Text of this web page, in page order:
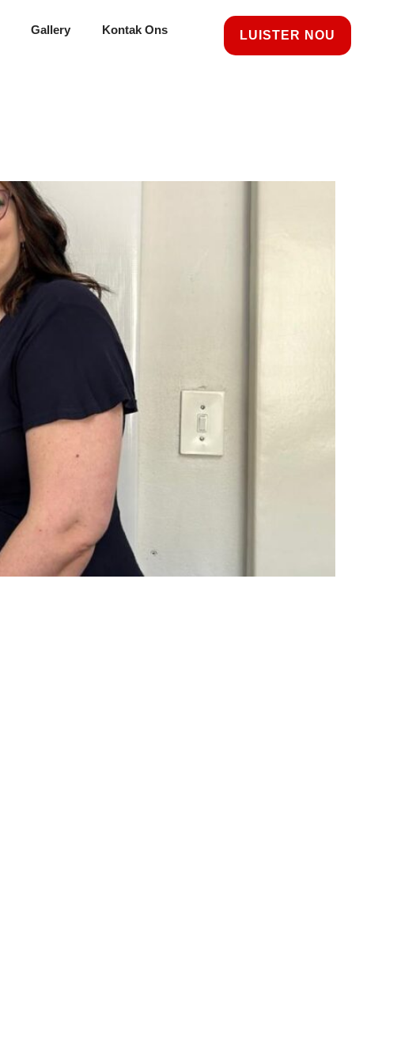
Gallery Kontak Ons LUISTER NOU